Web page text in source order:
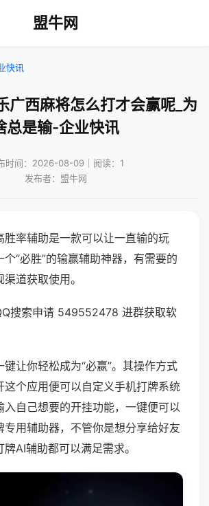
盟牛网
快讯
广西麻将怎么打才会赢呢_为
总是输-企业快讯
时间：2026-08-09｜阅读：1
发布者：盟牛网
胜率辅助是一款可以让一直输的玩
“必胜”的输赢辅助神器，有需要的
道获取使用。
搜索申请 549552478 进群获取软
让你轻松成为“必赢”。其操作方式
这个应用便可以自定义手机打牌系统
入自己想要的开挂功能，一键便可以
专用辅助器，不管你是想分享给好友
AI辅助都可以满足需求。